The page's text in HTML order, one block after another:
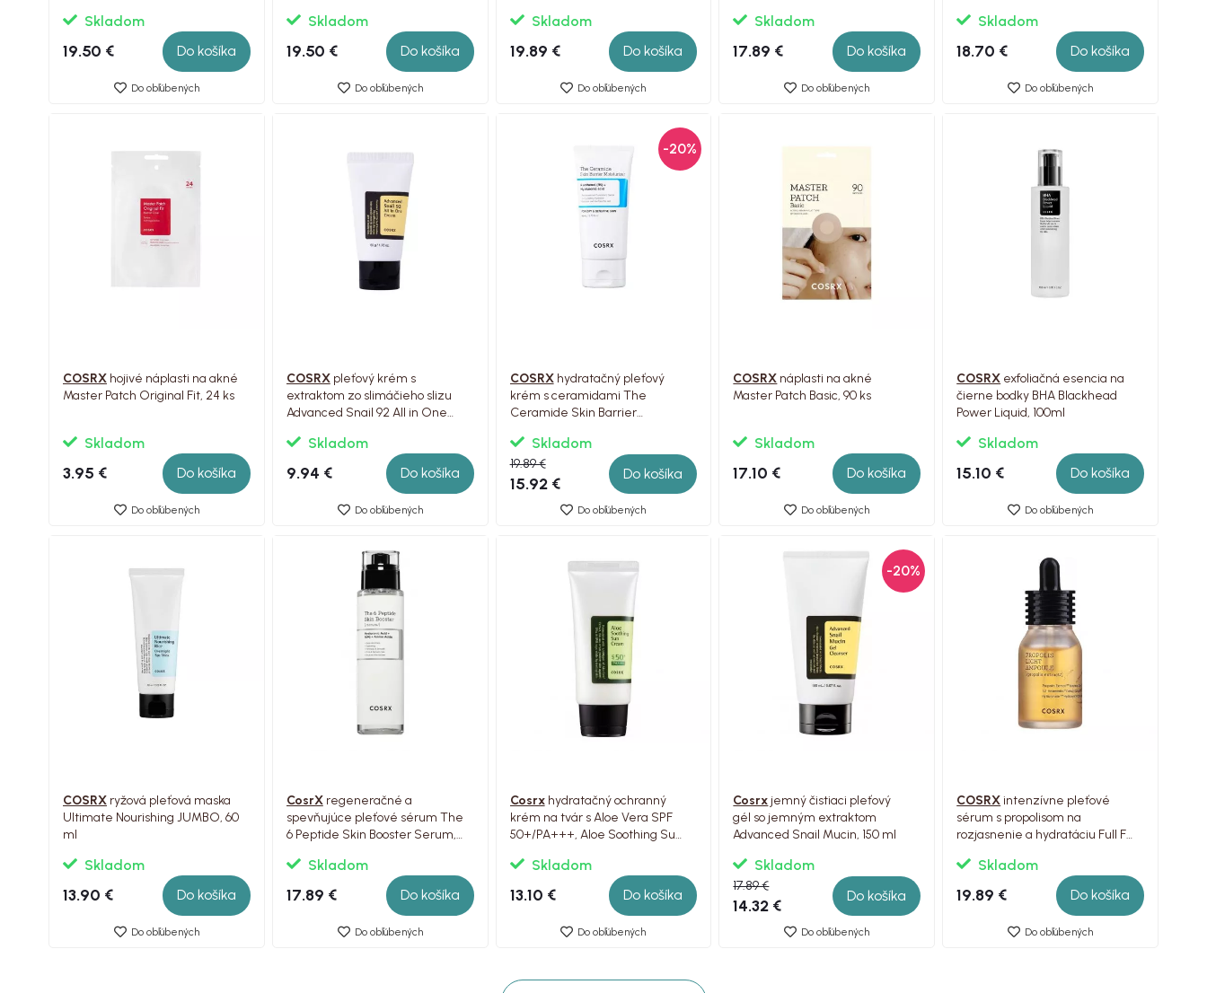
Skladom
19.50 € Do košíka
Do obľúbených
Skladom
19.50 € Do košíka
Do obľúbených
Skladom
19.89 € Do košíka
Do obľúbených
Skladom
17.89 € Do košíka
Do obľúbených
Skladom
18.70 € Do košíka
Do obľúbených
COSRX hojivé náplasti na akné
Master Patch Original Fit, 24 ks
Skladom
3.95 € Do košíka
Do obľúbených
COSRXpleťový krém s
extraktom zo slimáčieho slizu
Advanced Snail 92 All in One
Skladom
9.94 € Do košíka
Do obľúbených
-20%
COSRXhydratačný pleťový
krém s ceramidami The
Ceramide Skin Barrier
Skladom
19.89 €
15.92 €
Do košíka
Do obľúbených
COSRX náplasti na akné
Master Patch Basic, 90 ks
Skladom
17.10 € Do košíka
Do obľúbených
COSRX exfoliačná esencia na
čierne bodky BHA Blackhead
Power Liquid, 100ml
Skladom
15.10 € Do košíka
Do obľúbených
COSRX ryžová pleťová maska ​​
Ultimate Nourishing JUMBO, 60
ml
Skladom
13.90 € Do košíka
Do obľúbených
CosrXregeneračné a
spevňujúce pleťové sérum The
6 Peptide Skin Booster Serum,
Skladom
17.89 € Do košíka
Do obľúbených
Cosrxhydratačný ochranný
krém na tvár s Aloe Vera SPF
50+/PA+++, Aloe Soothing Sun
Skladom
13.10 € Do košíka
Do obľúbených
-20%
Cosrx jemný čistiaci pleťový
gél so jemným extraktom
Advanced Snail Mucin, 150 ml
Skladom
17.89 €
14.32 €
Do košíka
Do obľúbených
COSRXintenzívne pleťové
sérum s propolisom na
rozjasnenie a hydratáciu Full Fit
Skladom
19.89 € Do košíka
Do obľúbených